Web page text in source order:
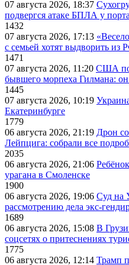
07 августа 2026, 18:37
подвергся атаке БПЛА у
1432
07 августа 2026, 17:13
с семьей хотят выдворить из
1471
07 августа 2026, 11:20 США
бывшего морпеха Гилмана:
1445
07 августа 2026, 10:19
Екатеринбурге
1779
06 августа 2026, 21:19 Дрон
Лейпцига: собрали все
2035
06 августа 2026, 21:06
урагана в Смоленске
1900
06 августа 2026, 19:06 Суд на
рассмотрению дела экс-
1689
06 августа 2026, 15:08 В
соцсетях о притеснениях
1775
06 августа 2026, 12:14 Трамп